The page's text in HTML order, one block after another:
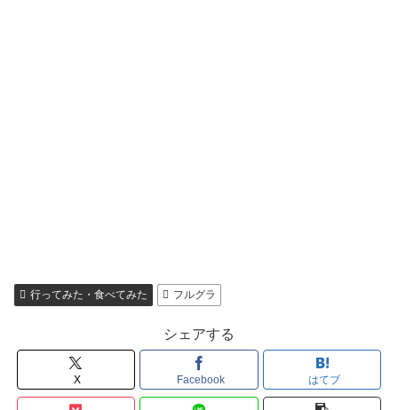
行ってみた・食べてみた フルグラ
シェアする
X Facebook はてブ